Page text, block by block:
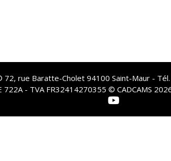
rue Baratte-Cholet 94100 Saint-Maur -
- TVA FR32414270355 © CADCAMS